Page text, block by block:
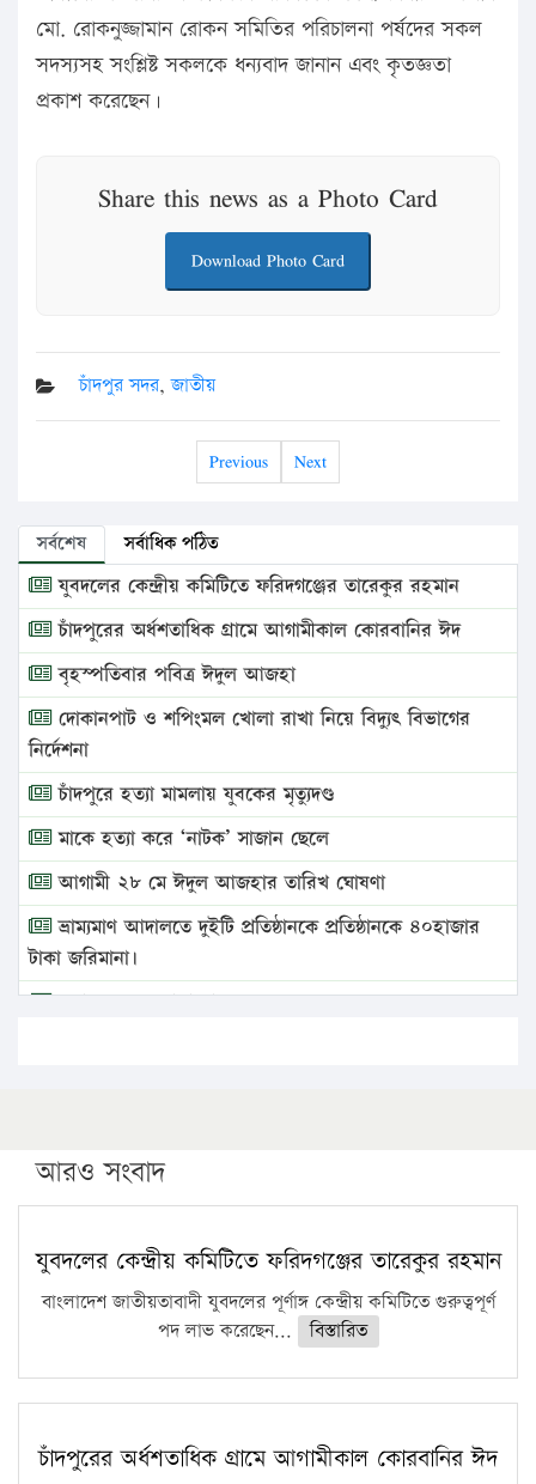
মো. রোকনুজ্জামান রোকন সমিতির পরিচালনা পর্ষদের সকল
সদস্যসহ সংশ্লিষ্ট সকলকে ধন্যবাদ জানান এবং কৃতজ্ঞতা
প্রকাশ করেছেন।
Share this news as a Photo Card
Download Photo Card
চাঁদপুর সদর,জাতীয়
Previous Next
সর্বশেষ সর্বাধিক পঠিত
যুবদলের কেন্দ্রীয় কমিটিতে ফরিদগঞ্জের তারেকুর রহমান
চাঁদপুরের অর্ধশতাধিক গ্রামে আগামীকাল কোরবানির ঈদ
বৃহস্পতিবার পবিত্র ঈদুল আজহা
দোকানপাট ও শপিংমল খোলা রাখা নিয়ে বিদ্যুৎ বিভাগের
নির্দেশনা
চাঁদপুরে হত্যা মামলায় যুবকের মৃত্যুদণ্ড
মাকে হত্যা করে ‘নাটক’ সাজান ছেলে
আগামী ২৮ মে ঈদুল আজহার তারিখ ঘোষণা
ভ্রাম্যমাণ আদালতে দুইটি প্রতিষ্ঠানকে প্রতিষ্ঠানকে ৪০হাজার
টাকা জরিমানা।
এবার লঞ্চের ভাড়া বাড়ল
পিএইচডি করছেন কুয়েটের কৃতি…
সারা দেশে বজ্রাঘাতে ১৪ জনের প্রাণহানি
কঠোর হচ্ছে এসএসসি ও এইচএসসি পরীক্ষা
ফরিদগঞ্জে আগুনে পুড়লো ৬ ব্যবসা প্রতিষ্ঠান
আরও সংবাদ
যুবদলের কেন্দ্রীয় কমিটিতে ফরিদগঞ্জের তারেকুর রহমান
বাংলাদেশ জাতীয়তাবাদী যুবদলের পূর্ণাঙ্গ কেন্দ্রীয় কমিটিতে গুরুত্বপূর্ণ
পদ লাভ করেছেন...
বিস্তারিত
চাঁদপুরের অর্ধশতাধিক গ্রামে আগামীকাল কোরবানির ঈদ